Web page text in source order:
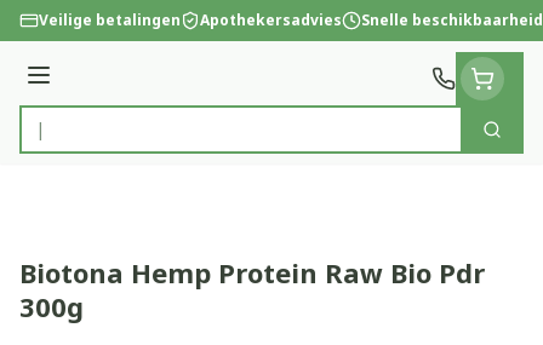
Ga naar de inhoud
Veilige betalingen Apothekersadvies Snelle beschikbaarheid
Menu
Product, merk, categorie...
Zoek
Biotona Hemp Protein Raw Bio Pdr
300g